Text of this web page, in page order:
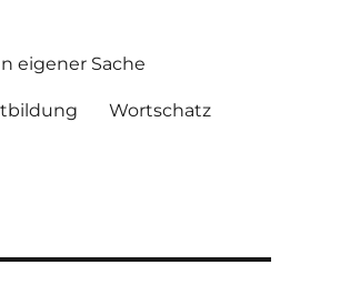
eigener Sache
Wortschatz